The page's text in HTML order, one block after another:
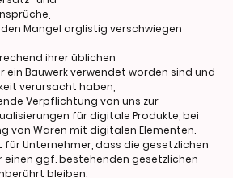
Mangel arglistig verschwiegen
ihrer üblichen
ein Bauwerk verwendet worden sind und
verursacht haben,
Verpflichtung von uns zur
für digitale Produkte, bei
von Waren mit digitalen Elementen.
für Unternehmer, dass die gesetzlichen
ggf. bestehenden gesetzlichen
bleiben.